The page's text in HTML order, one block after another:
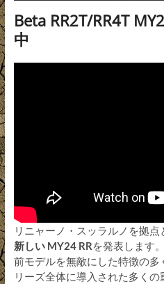
Beta RR2T/RR4T
中
リニャーノ・スッラルノを拠点
新しい MY24 RRを発表します
前モデルを無敵にした特徴の
リーズ全体に導入された多く